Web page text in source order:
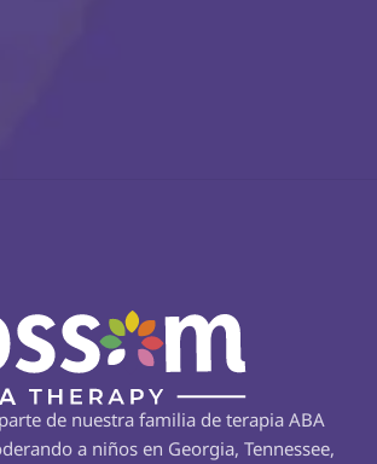
de nuestra familia de terapia ABA
a niños en Georgia, Tennessee,